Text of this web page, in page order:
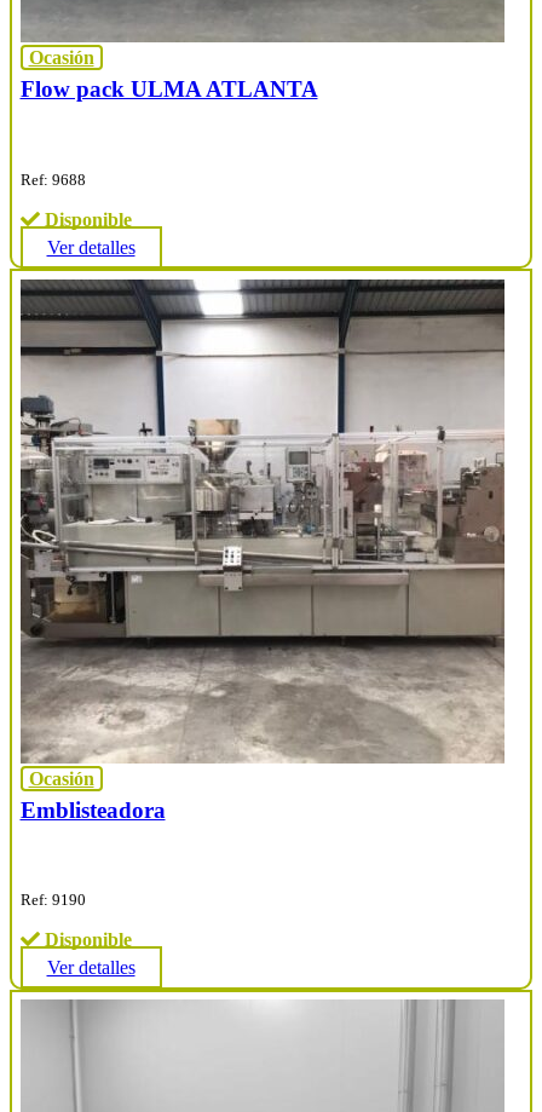
Ocasión
Flow pack ULMA ATLANTA
Ref: 9688
Disponible
Ver detalles
Ocasión
Emblisteadora
Ref: 9190
Disponible
Ver detalles